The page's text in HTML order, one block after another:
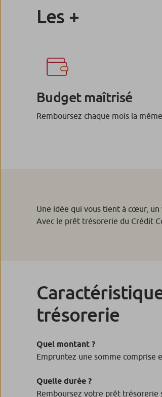
Les +
Budget maîtrisé
Remboursez chaque mois la
Une idée qui vous tient à cœur,
Avec le prêt trésorerie du Crédit
trésorerie
Quel montant ?
Empruntez une somme comprise
Quelle durée ?
Remboursez votre prêt trésorerie